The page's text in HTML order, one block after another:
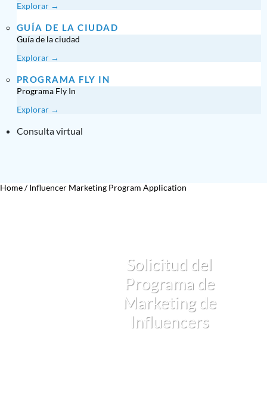
Explorar →
GUÍA DE LA CIUDAD
Guía de la ciudad
Explorar →
PROGRAMA FLY IN
Programa Fly In
Explorar →
Consulta virtual
Home/Influencer Marketing Program Application
Solicitud del
Programa de
Marketing de
Influencers